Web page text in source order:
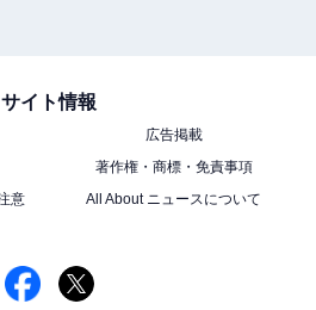
サイト情報
広告掲載
著作権・商標・免責事項
意
All About ニュースについて